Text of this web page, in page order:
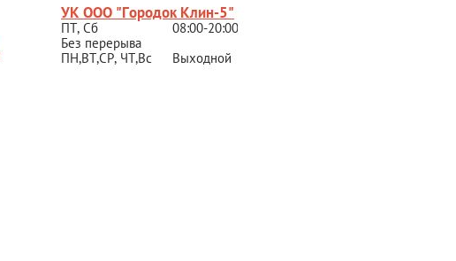
УК ООО "Городок Клин-5"
ПТ, Сб
08:00-20:00
Без перерыва
ПН,ВТ,СР, ЧТ,Вс Выходной